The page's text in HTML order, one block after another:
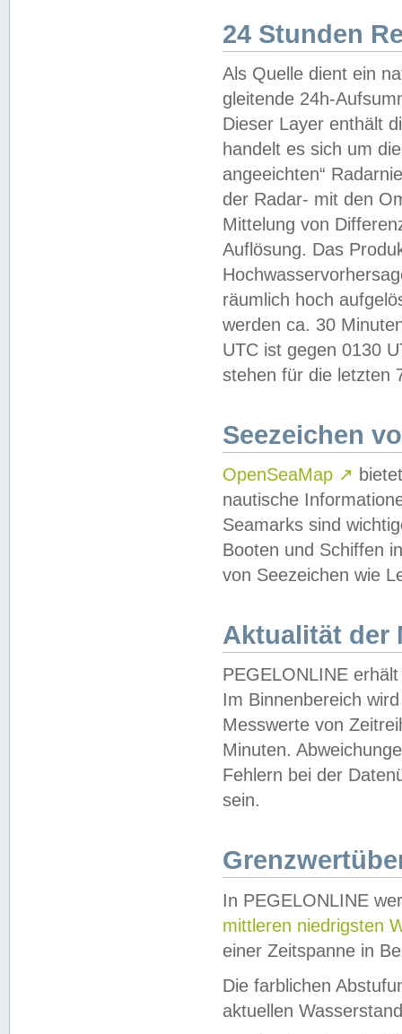
24 Stunden
Als Quelle dient ein
gleitende 24h-
Dieser Layer enthält
handelt es sich um
angeeichten“
der Radar- mit den
Mittelung von
Auflösung. Das
räumlich hoch
werden ca. 30
UTC ist gegen 0130
stehen für die letzten
Seezeichen
OpenSeaMap ↗
nautische
Seamarks sind
Booten und Schiffen
von Seezeichen wie
Aktualität der
PEGELONLINE
Im Binnenbereich
Messwerte von
Minuten.
Fehlern bei der
sein.
In PEGELONLINE
mittleren niedrigsten
einer Zeitspanne in
Die farblichen
aktuellen